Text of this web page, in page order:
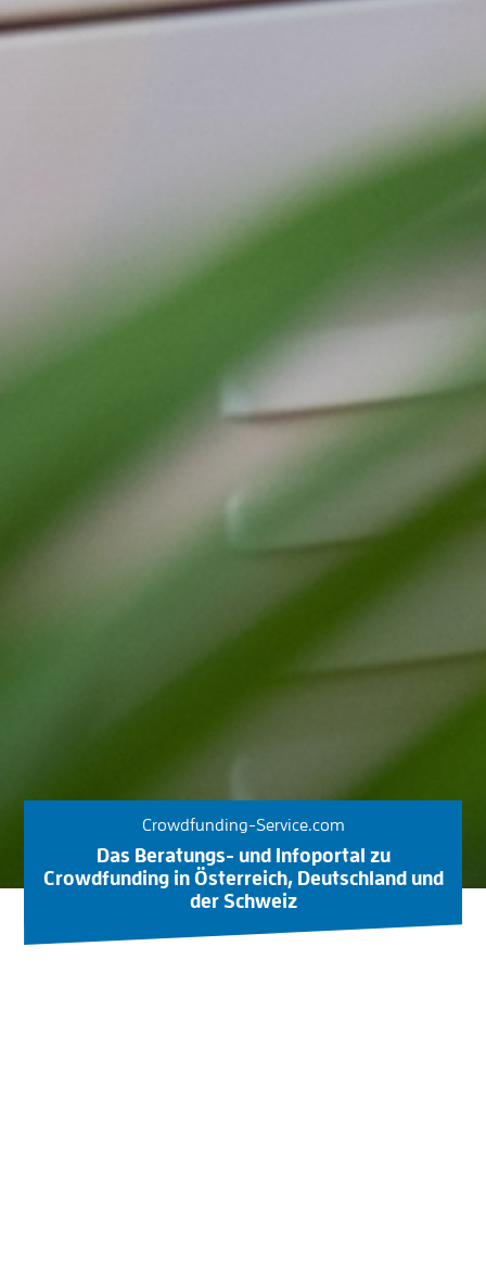
Crowdfunding-Service.com
Das Beratungs- und Infoportal zu
Crowdfunding in Österreich, Deutschland und
der Schweiz